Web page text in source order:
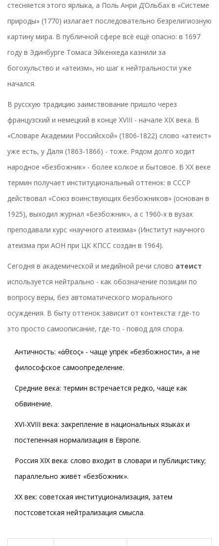
стесняется этого ярлыка, а Поль Анри Д’Ольбах в «Системе
природы» (1770) излагает последовательно безрелигиозную
картину мира. В публичной сфере всё ещё опасно: в 1697
году в Эдинбурге Томаса Эйкенхеда казнили за
богохульство и «атеизм», но шаг к нейтральности уже
начался.
В русскую традицию заимствование пришло через
французский и немецкий в конце XVIII - начале XIX века. В
«Словаре Академии Российской» (1806-1822) слово «атеист»
уже есть, у Даля (1863-1866) - тоже. Рядом долго ходит
народное «безбожник» - более колкое и бытовое. В XX веке
термин получает институциональный оттенок: в СССР
действовал «Союз воинствующих безбожников» (основан в
1925), выходил журнал «Безбожник», а с 1960-х в вузах
преподавали курс «научного атеизма» (Институт научного
атеизма при АОН при ЦК КПСС создан в 1964).
Сегодня в академической и медийной речи слово атеист
используется нейтрально - как обозначение позиции по
вопросу веры, без автоматического морального
осуждения. В быту оттенок зависит от контекста: где-то
это просто самоописание, где-то - повод для спора.
Античность: «ἀθεος» - чаще упрёк «безбожности», а не
философское самоопределение.
Средние века: термин встречается редко, чаще как
обвинение.
XVI-XVIII века: закрепление в национальных языках и
постепенная нормализация в Европе.
Россия XIX века: слово входит в словари и публицистику;
параллельно живёт «безбожник».
XX век: советская институционализация, затем
постсоветская нейтрализация смысла.